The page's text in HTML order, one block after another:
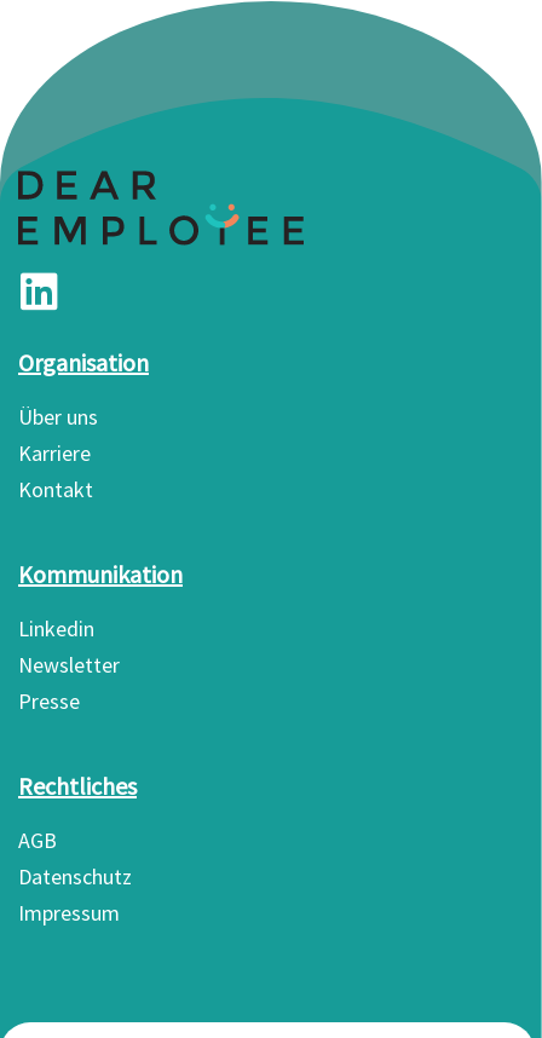
Organisation
Über uns
Karriere
Kontakt
Kommunikation
Linkedin
Newsletter
Presse
Rechtliches
AGB
Datenschutz
Impressum